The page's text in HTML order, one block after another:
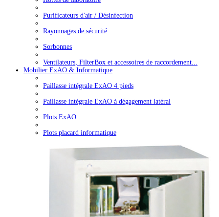
Purificateurs d'air / Désinfection
Rayonnages de sécurité
Sorbonnes
Ventilateurs, FilterBox et accessoires de raccordement...
Mobilier ExAO & Informatique
Paillasse intégrale ExAO 4 pieds
Paillasse intégrale ExAO à dégagement latéral
Plots ExAO
Plots placard informatique